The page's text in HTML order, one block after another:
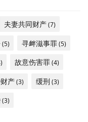
夫妻共同财产(7)
(5) 寻衅滋事罪(5)
故意伤害罪(4)
产(3) 缓刑 (3)
(3)